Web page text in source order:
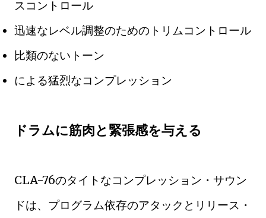
スコントロール
迅速なレベル調整のためのトリムコントロール
比類のないトーン
による猛烈なコンプレッション
ドラムに筋肉と緊張感を与える
CLA-76のタイトなコンプレッション・サウン
ドは、プログラム依存のアタックとリリース・